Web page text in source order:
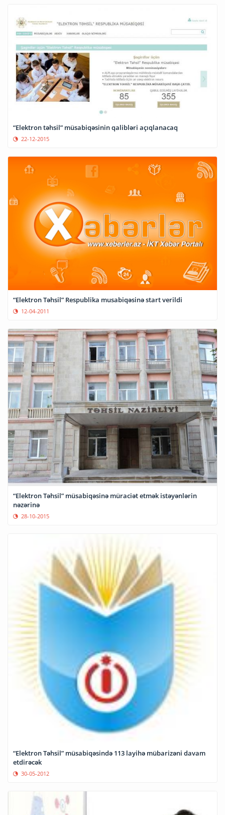
“Elektron təhsil” müsabiqəsinin qalibləri açıqlanacaq
22-12-2015
“Elektron Təhsil” Respublika musabiqəsinə start verildi
12-04-2011
“Elektron Təhsil” müsabiqəsinə müraciət etmək istəyənlərin
nəzərinə
28-10-2015
“Elektron Təhsil” müsabiqəsində 113 layihə mübarizəni davam
etdirəcək
30-05-2012